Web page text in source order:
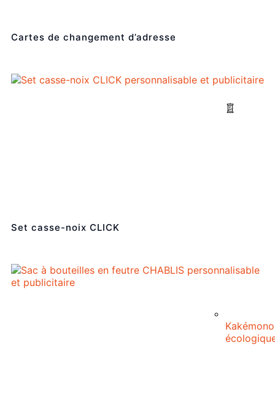
Kakémono
Cartes de changement d’adresse
Set casse-noix CLICK